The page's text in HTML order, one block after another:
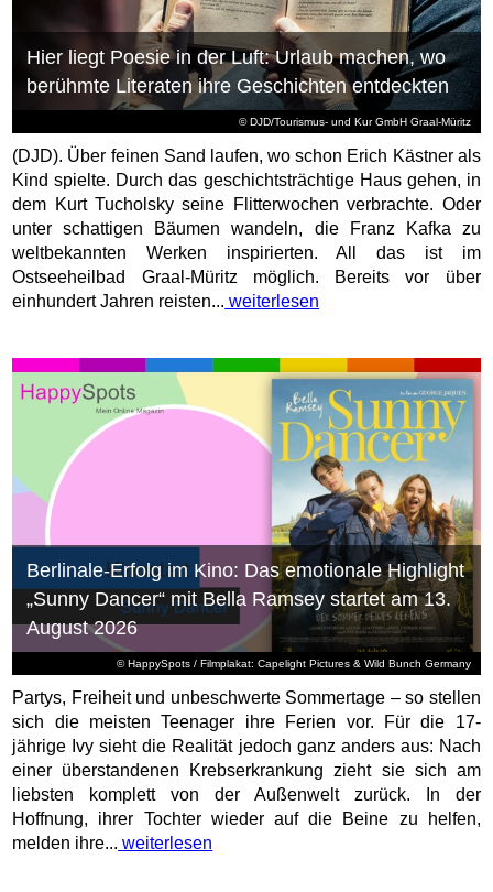
© DJD/Tourismus- und Kur GmbH Graal-Müritz
Hier liegt Poesie in der Luft: Urlaub machen, wo
berühmte Literaten ihre Geschichten entdeckten
(DJD). Über feinen Sand laufen, wo schon Erich Kästner als
Kind spielte. Durch das geschichtsträchtige Haus gehen, in
dem Kurt Tucholsky seine Flitterwochen verbrachte. Oder
unter schattigen Bäumen wandeln, die Franz Kafka zu
weltbekannten Werken inspirierten. All das ist im
Ostseeheilbad Graal-Müritz möglich. Bereits vor über
einhundert Jahren reisten... weiterlesen
© HappySpots / Filmplakat: Capelight Pictures & Wild Bunch Germany
Berlinale-Erfolg im Kino: Das emotionale Highlight
„Sunny Dancer“ mit Bella Ramsey startet am 13.
August 2026
Partys, Freiheit und unbeschwerte Sommertage – so stellen
sich die meisten Teenager ihre Ferien vor. Für die 17-
jährige Ivy sieht die Realität jedoch ganz anders aus: Nach
einer überstandenen Krebserkrankung zieht sie sich am
liebsten komplett von der Außenwelt zurück. In der
Hoffnung, ihrer Tochter wieder auf die Beine zu helfen,
melden ihre... weiterlesen